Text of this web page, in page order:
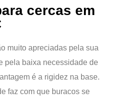
cercas em
muito apreciadas pela sua
pela baixa necessidade de
é a rigidez na base.
faz com que buracos se